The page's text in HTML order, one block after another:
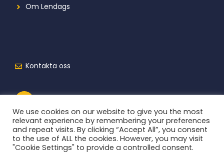
Om Lendags
Kontakta oss
We use cookies on our website to give you the most
relevant experience by remembering your preferences
and repeat visits. By clicking “Accept All”, you consent
to the use of ALL the cookies. However, you may visit
"Cookie Settings" to provide a controlled consent.